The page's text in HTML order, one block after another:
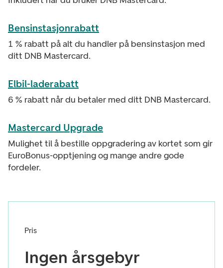
Bensinstasjonrabatt
1 % rabatt på alt du handler på bensinstasjon med
ditt DNB Mastercard.
Elbil-laderabatt
6 % rabatt når du betaler med ditt DNB Mastercard.
Mastercard Upgrade
Mulighet til å bestille oppgradering av kortet som gir
EuroBonus-opptjening og mange andre gode
fordeler.
Pris
Ingen årsgebyr